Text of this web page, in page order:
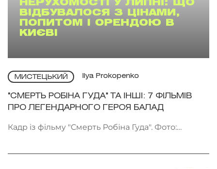
НЕРУХОМОСТІ У ЛИПНІ: ЩО
ВІДБУВАЛОСЯ З ЦІНАМИ,
ПОПИТОМ І ОРЕНДОЮ В
КИЄВІ
МИСТЕЦЬКИЙ Ilya Prokopenko
"СМЕРТЬ РОБІНА ГУДА" ТА ІНШІ: 7 ФІЛЬМІВ
ПРО ЛЕГЕНДАРНОГО ГЕРОЯ БАЛАД
Кадр із фільму "Смерть Робіна Гуда". Фото: